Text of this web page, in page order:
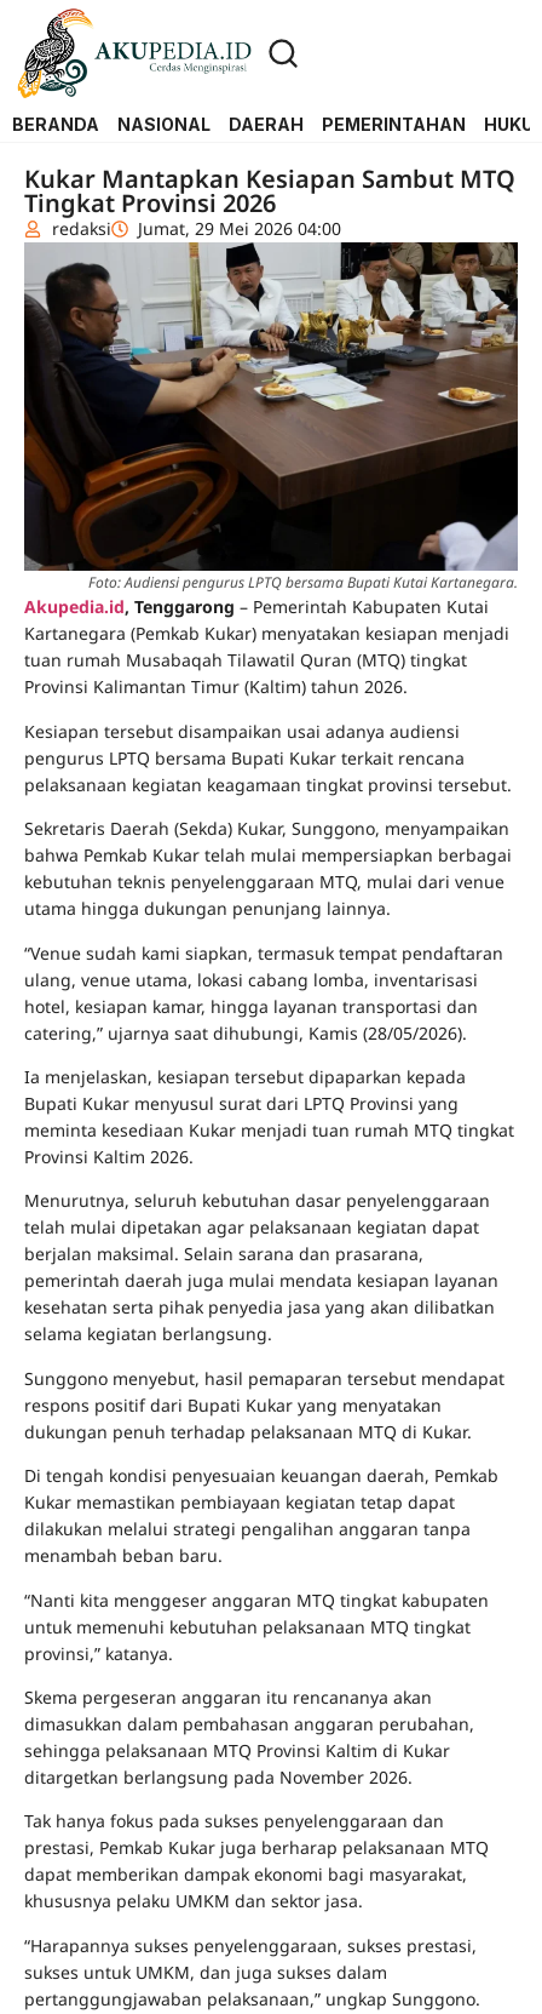
BERANDA NASIONAL DAERAH PEMERINTAHAN
Kukar Mantapkan Kesiapan Sambut MTQ
Tingkat Provinsi 2026
redaksi Jumat, 29 Mei 2026 04:00
Foto: Audiensi pengurus LPTQ bersama Bupati Kutai Kartanegara.
Akupedia.id, Tenggarong – Pemerintah Kabupaten Kutai
Kartanegara (Pemkab Kukar) menyatakan kesiapan menjadi
tuan rumah Musabaqah Tilawatil Quran (MTQ) tingkat
Provinsi Kalimantan Timur (Kaltim) tahun 2026.
Kesiapan tersebut disampaikan usai adanya audiensi
pengurus LPTQ bersama Bupati Kukar terkait rencana
pelaksanaan kegiatan keagamaan tingkat provinsi tersebut.
Sekretaris Daerah (Sekda) Kukar, Sunggono, menyampaikan
bahwa Pemkab Kukar telah mulai mempersiapkan berbagai
kebutuhan teknis penyelenggaraan MTQ, mulai dari venue
utama hingga dukungan penunjang lainnya.
“Venue sudah kami siapkan, termasuk tempat pendaftaran
ulang, venue utama, lokasi cabang lomba, inventarisasi
hotel, kesiapan kamar, hingga layanan transportasi dan
catering,” ujarnya saat dihubungi, Kamis (28/05/2026).
Ia menjelaskan, kesiapan tersebut dipaparkan kepada
Bupati Kukar menyusul surat dari LPTQ Provinsi yang
meminta kesediaan Kukar menjadi tuan rumah MTQ tingkat
Provinsi Kaltim 2026.
Menurutnya, seluruh kebutuhan dasar penyelenggaraan
telah mulai dipetakan agar pelaksanaan kegiatan dapat
berjalan maksimal. Selain sarana dan prasarana,
pemerintah daerah juga mulai mendata kesiapan layanan
kesehatan serta pihak penyedia jasa yang akan dilibatkan
selama kegiatan berlangsung.
Sunggono menyebut, hasil pemaparan tersebut mendapat
respons positif dari Bupati Kukar yang menyatakan
dukungan penuh terhadap pelaksanaan MTQ di Kukar.
Di tengah kondisi penyesuaian keuangan daerah, Pemkab
Kukar memastikan pembiayaan kegiatan tetap dapat
dilakukan melalui strategi pengalihan anggaran tanpa
menambah beban baru.
“Nanti kita menggeser anggaran MTQ tingkat kabupaten
untuk memenuhi kebutuhan pelaksanaan MTQ tingkat
provinsi,” katanya.
Skema pergeseran anggaran itu rencananya akan
dimasukkan dalam pembahasan anggaran perubahan,
sehingga pelaksanaan MTQ Provinsi Kaltim di Kukar
ditargetkan berlangsung pada November 2026.
Tak hanya fokus pada sukses penyelenggaraan dan
prestasi, Pemkab Kukar juga berharap pelaksanaan MTQ
dapat memberikan dampak ekonomi bagi masyarakat,
khususnya pelaku UMKM dan sektor jasa.
“Harapannya sukses penyelenggaraan, sukses prestasi,
sukses untuk UMKM, dan juga sukses dalam
pertanggungjawaban pelaksanaan,” ungkap Sunggono.